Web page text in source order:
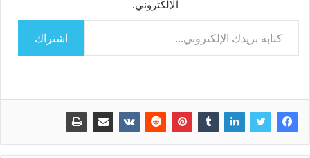
الإلكتروني.
كتابة بريدك الإلكتروني...
اشتراك